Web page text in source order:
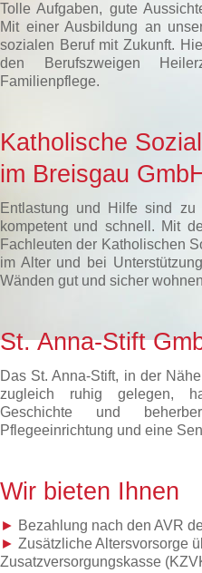
Tolle Aufgaben, gute
Mit einer Ausbildung an
sozialen Beruf mit Zukunft.
den Berufszweigen
Familienpflege.
Katholische
im Breisgau
Entlastung und Hilfe sind zu
kompetent und schnell. Mit
Fachleuten der Katholischen
im Alter und bei
Wänden gut und sicher
St. Anna-Stift
Das St. Anna-Stift, in der
zugleich ruhig gelegen,
Geschichte und
Pflegeeinrichtung und eine
Wir bieten Ihnen
► Bezahlung nach den AVR
► Zusätzliche Altersvorsorge
Zusatzversorgungskasse